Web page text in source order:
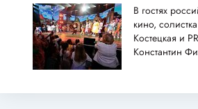
В гостях
кино,
Костецкая и
Константин